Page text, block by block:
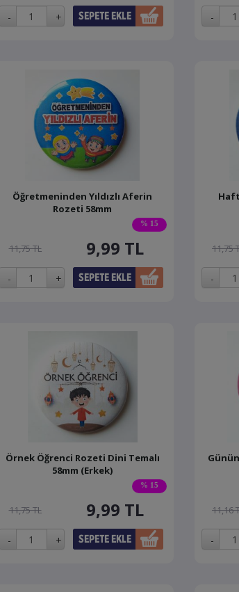
% 15
Öğretmeninden Yıldızlı Aferin
Rozeti 58mm
11,75 TL 9,99 TL 11,75
% 15
Örnek Öğrenci Rozeti Dini Temalı
58mm (Erkek)
11,75 TL 9,99 TL 11,16